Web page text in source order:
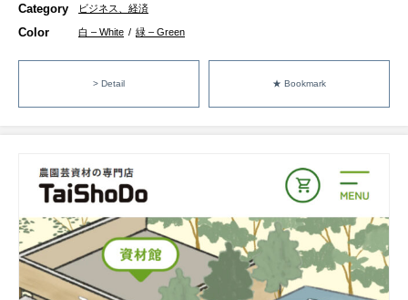
Category ビジネス、経済
Color 白 – White / 緑 – Green
> Detail ★ Bookmark